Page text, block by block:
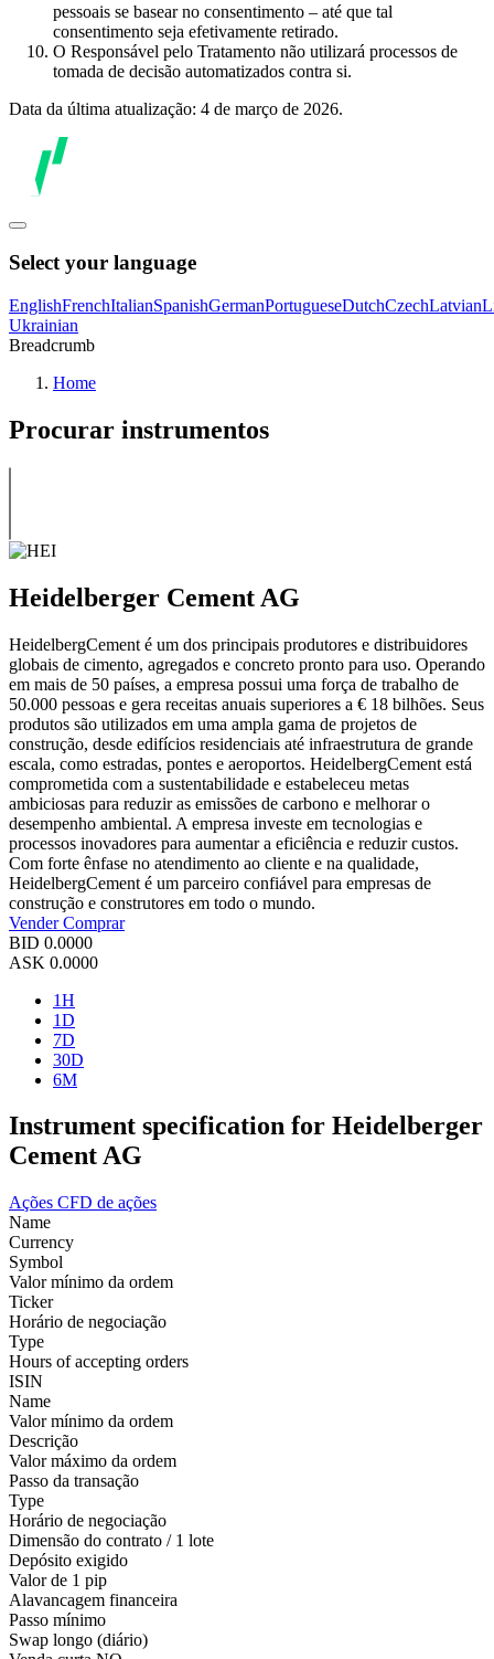
pessoais se basear no consentimento – até que tal
consentimento seja efetivamente retirado.
O Responsável pelo Tratamento não utilizará processos de
tomada de decisão automatizados contra si.
Data da última atualização: 4 de março de 2026.
Select your language
EnglishFrenchItalianSpanishGermanPortugueseDutchCzechLatvian
Ukrainian
Breadcrumb
Home
Procurar instrumentos
Heidelberger Cement AG
HeidelbergCement é um dos principais produtores e distribuidores
globais de cimento, agregados e concreto pronto para uso. Operando
em mais de 50 países, a empresa possui uma força de trabalho de
50.000 pessoas e gera receitas anuais superiores a € 18 bilhões. Seus
produtos são utilizados em uma ampla gama de projetos de
construção, desde edifícios residenciais até infraestrutura de grande
escala, como estradas, pontes e aeroportos. HeidelbergCement está
comprometida com a sustentabilidade e estabeleceu metas
ambiciosas para reduzir as emissões de carbono e melhorar o
desempenho ambiental. A empresa investe em tecnologias e
processos inovadores para aumentar a eficiência e reduzir custos.
Com forte ênfase no atendimento ao cliente e na qualidade,
HeidelbergCement é um parceiro confiável para empresas de
construção e construtores em todo o mundo.
VenderComprar
BID 0.0000
ASK 0.0000
1H
1D
7D
30D
6M
Instrument specification for Heidelberger
Cement AG
Ações CFD de ações
Name
Currency
Symbol
Valor mínimo da ordem
Ticker
Horário de negociação
Type
Hours of accepting orders
ISIN
Name
Valor mínimo da ordem
Descrição
Valor máximo da ordem
Passo da transação
Type
Horário de negociação
Dimensão do contrato / 1 lote
Depósito exigido
Valor de 1 pip
Alavancagem financeira
Passo mínimo
Swap longo (diário)